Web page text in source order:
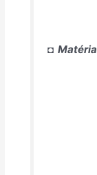
◘ Matéria